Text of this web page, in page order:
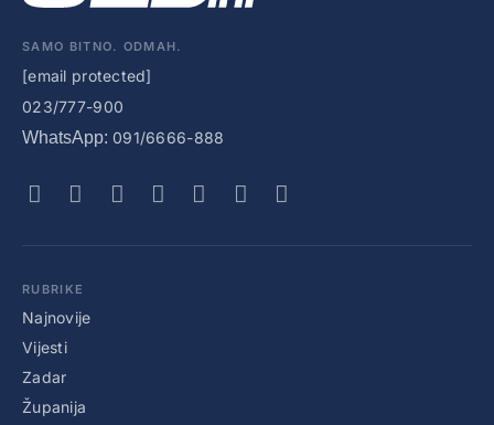
SAMO BITNO. ODMAH.
[email protected]
023/777-900
WhatsApp: 091/6666-888
RUBRIKE
Najnovije
Vijesti
Zadar
Županija